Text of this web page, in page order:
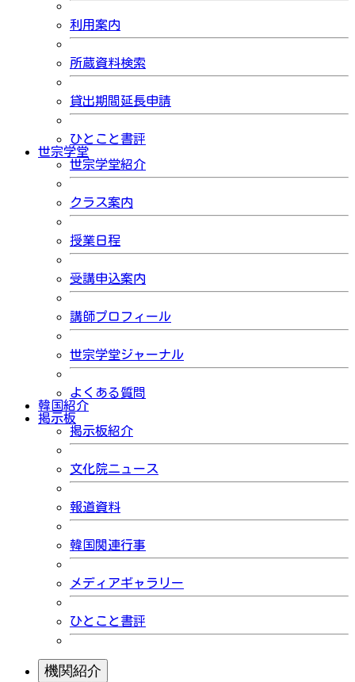
利用案内
所蔵資料検索
貸出期間延長申請
ひとこと書評
世宗学堂
世宗学堂紹介
クラス案内
授業日程
受講申込案内
講師プロフィール
世宗学堂ジャーナル
よくある質問
韓国紹介
掲示板
掲示板紹介
文化院ニュース
報道資料
韓国関連行事
メディアギャラリー
ひとこと書評
機関紹介